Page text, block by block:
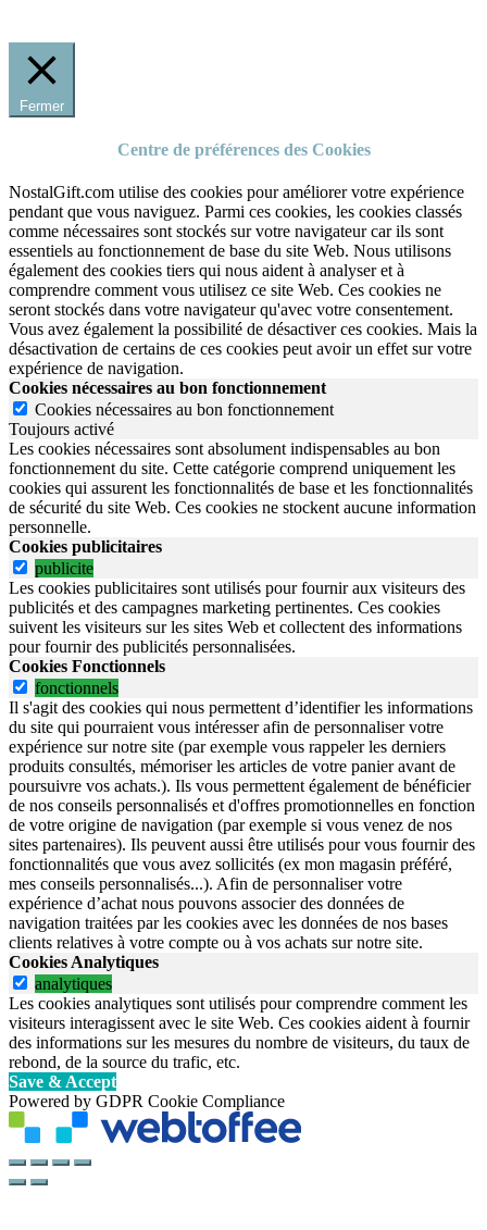
Fermer
Centre de préférences des Cookies
NostalGift.com utilise des cookies pour améliorer votre expérience
pendant que vous naviguez. Parmi ces cookies, les cookies classés
comme nécessaires sont stockés sur votre navigateur car ils sont
essentiels au fonctionnement de base du site Web. Nous utilisons
également des cookies tiers qui nous aident à analyser et à
comprendre comment vous utilisez ce site Web. Ces cookies ne
seront stockés dans votre navigateur qu'avec votre consentement.
Vous avez également la possibilité de désactiver ces cookies. Mais la
désactivation de certains de ces cookies peut avoir un effet sur votre
expérience de navigation.
Cookies nécessaires au bon fonctionnement
Cookies nécessaires au bon fonctionnement
Toujours activé
Les cookies nécessaires sont absolument indispensables au bon
fonctionnement du site. Cette catégorie comprend uniquement les
cookies qui assurent les fonctionnalités de base et les fonctionnalités
de sécurité du site Web. Ces cookies ne stockent aucune information
personnelle.
Cookies publicitaires
publicite
Les cookies publicitaires sont utilisés pour fournir aux visiteurs des
publicités et des campagnes marketing pertinentes. Ces cookies
suivent les visiteurs sur les sites Web et collectent des informations
pour fournir des publicités personnalisées.
Cookies Fonctionnels
fonctionnels
Il s'agit des cookies qui nous permettent d’identifier les informations
du site qui pourraient vous intéresser afin de personnaliser votre
expérience sur notre site (par exemple vous rappeler les derniers
produits consultés, mémoriser les articles de votre panier avant de
poursuivre vos achats.). Ils vous permettent également de bénéficier
de nos conseils personnalisés et d'offres promotionnelles en fonction
de votre origine de navigation (par exemple si vous venez de nos
sites partenaires). Ils peuvent aussi être utilisés pour vous fournir des
fonctionnalités que vous avez sollicités (ex mon magasin préféré,
mes conseils personnalisés...). Afin de personnaliser votre
expérience d’achat nous pouvons associer des données de
navigation traitées par les cookies avec les données de nos bases
clients relatives à votre compte ou à vos achats sur notre site.
Cookies Analytiques
analytiques
Les cookies analytiques sont utilisés pour comprendre comment les
visiteurs interagissent avec le site Web. Ces cookies aident à fournir
des informations sur les mesures du nombre de visiteurs, du taux de
rebond, de la source du trafic, etc.
Save & Accept
Powered by GDPR Cookie Compliance